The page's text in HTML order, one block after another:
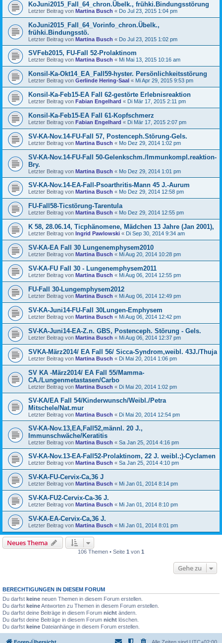
KoJuni2015_Fall_64_chron.Übelk., frühki.Bindungsstörung
Letzter Beitrag von Martina Busch « Do Jul 23, 2015 1:04 pm
KoJuni2015_Fall_64_Vorinfo_chron.Übelk.,
frühki.Bindungsstö.
Letzter Beitrag von Martina Busch « Do Jul 23, 2015 1:02 pm
SVFeb2015, FU-Fall 52-Prolaktinom
Letzter Beitrag von Martina Busch « Mi Mai 13, 2015 10:16 am
Konsil-Ka-Okt14_EA_Fall59-hyster. Persönlichkeitsstörung
Letzter Beitrag von Gerlinde Hering-Saal « Mi Apr 29, 2015 9:53 pm
Konsil-Ka-Feb15-EA Fall 62-gestörte Erlebnisreaktion
Letzter Beitrag von Fabian Engelhard « Di Mär 17, 2015 2:11 pm
Konsil-Ka-Feb15-EA Fall 61-Kopfschmerz
Letzter Beitrag von Fabian Engelhard « Di Mär 17, 2015 2:07 pm
SV-KA-Nov.14-FU-Fall 57, Postenceph.Störung-Gels.
Letzter Beitrag von Martina Busch « Mo Dez 29, 2014 1:02 pm
SV-KA-Nov.14-FU-Fall 50-Gelenkschm./Immunkompl.reaktion-
Bry.
Letzter Beitrag von Martina Busch « Mo Dez 29, 2014 1:01 pm
SV-KA-Nov.14-EA-Fall-Psoarthritis-Mann 45 J.-Aurum
Letzter Beitrag von Martina Busch « Mo Dez 29, 2014 12:58 pm
FU-Fall58-Ticstörung-Tarentula
Letzter Beitrag von Martina Busch « Mo Dez 29, 2014 12:55 pm
K 58, 28.06.14, Ticphänomene, Mädchen 13 Jahre (Jan 2001),
Letzter Beitrag von Ingrid Pawlowski « Di Sep 30, 2014 9:34 am
SV-KA-EA Fall 30 Lungenemphysem2010
Letzter Beitrag von Martina Busch « Mi Aug 20, 2014 10:28 pm
SV-KA-FU Fall 30 - Lungenemphysem2011
Letzter Beitrag von Martina Busch « Mi Aug 06, 2014 12:55 pm
FU-Fall 30-Lungemphysem2012
Letzter Beitrag von Martina Busch « Mi Aug 06, 2014 12:49 pm
SV-KA-Juni14-FU-Fall 30Lungen-Emphysem
Letzter Beitrag von Martina Busch « Mi Aug 06, 2014 12:42 pm
SV-KA-Juni14-EA-Z.n. GBS, Postenceph. Störung - Gels.
Letzter Beitrag von Martina Busch « Mi Aug 06, 2014 12:37 pm
SVKA-März2014/ EA Fall 56/ Sicca-Syndrom,weibl. 43J./Thuja
Letzter Beitrag von Martina Busch « Di Mai 20, 2014 1:06 pm
SV KA -März2014/ EA Fall 55/Mamma-
CA./Lungenmetastasen/Carbo
Letzter Beitrag von Martina Busch « Di Mai 20, 2014 1:02 pm
SV-KA/EA Fall 54/Kinderwunsch/Weibl./Petra
Mitschele/Nat.mur
Letzter Beitrag von Martina Busch « Di Mai 20, 2014 12:54 pm
SV-KA-Nov.13,EA,Fall52,männl. 20 J.,
Immunschwäche/Keratitis
Letzter Beitrag von Martina Busch « Sa Jan 25, 2014 4:16 pm
SV-KA-Nov.13-EA-Fall52-Prolaktinom, 22 J. weibl.;)-Cyclamen
Letzter Beitrag von Martina Busch « Sa Jan 25, 2014 4:10 pm
SV-KA-FU-Cervix-Ca,36 J
Letzter Beitrag von Martina Busch « Mi Jan 01, 2014 8:14 pm
SV-KA-FU2-Cervix-Ca-36 J.
Letzter Beitrag von Martina Busch « Mi Jan 01, 2014 8:10 pm
SV-KA-EA-Cervix-Ca,36 J.
Letzter Beitrag von Martina Busch « Mi Jan 01, 2014 8:01 pm
Neues Thema
106 Themen • Seite 1 von 1
Gehe zu
BERECHTIGUNGEN IN DIESEM FORUM
Du darfst keine neuen Themen in diesem Forum erstellen.
Du darfst keineAntworten zu Themen in diesem Forum erstellen.
Du darfst deine Beiträge in diesem Forum nicht ändern.
Du darfst deine Beiträge in diesem Forum nicht löschen.
Du darfst keine Dateianhänge in diesem Forum erstellen.
Foren-Übersicht Alle Zeiten sind UTC+02:00